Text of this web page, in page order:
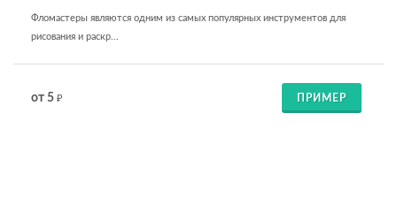
Фломастеры являются одним из самых популярных инструментов для
рисования и раскр...
от 5 ₽ ПРИМЕР